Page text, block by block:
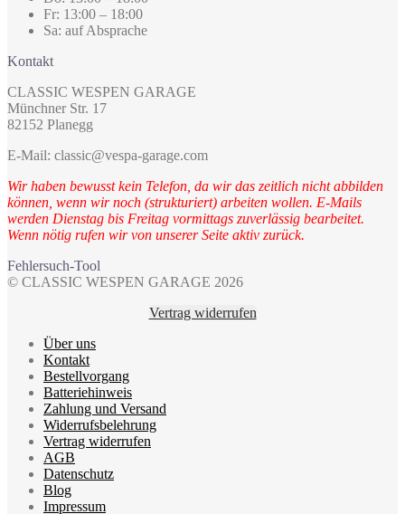
Fr: 13:00 – 18:00
Sa: auf Absprache
Kontakt
CLASSIC WESPEN GARAGE
Münchner Str. 17
82152 Planegg
E-Mail: classic@vespa-garage.com
Wir haben bewusst kein Telefon, da wir das zeitlich nicht abbilden
können, wenn wir noch (strukturiert) arbeiten wollen. E-Mails
werden Dienstag bis Freitag vormittags zuverlässig bearbeitet.
Wenn nötig rufen wir von unserer Seite aktiv zurück.
Fehlersuch-Tool
© CLASSIC WESPEN GARAGE 2026
Vertrag widerrufen
Über uns
Kontakt
Bestellvorgang
Batteriehinweis
Zahlung und Versand
Widerrufsbelehrung
Vertrag widerrufen
AGB
Datenschutz
Blog
Impressum